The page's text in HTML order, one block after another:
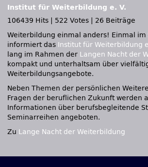
Institut für Weiterbildung e. V.
106439 Hits
522 Votes
26 Beiträge
Weiterbildung einmal anders! Einmal im
informiert das Institut für Weiterbildung
lang im Rahmen der Langen Nacht der
kompakt und unterhaltsam über
Weiterbildungsangebote.
Neben Themen der persönlichen
Fragen der beruflichen Zukunft werden
Informationen über berufsbegleitende
Seminarreihen angeboten.
Zu Lange Nacht der Weiterbildung